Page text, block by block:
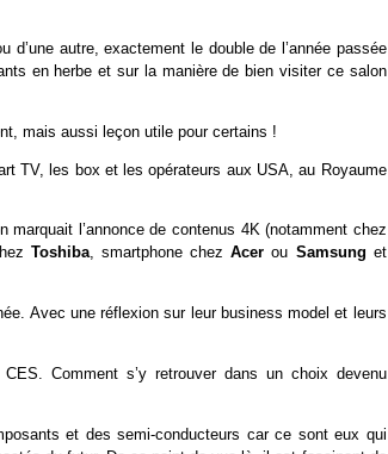
d’une autre, exactement le double de l’année passée
en herbe et sur la manière de bien visiter ce salon
mais aussi leçon utile pour certains !
TV, les box et les opérateurs aux USA, au Royaume
l’annonce de contenus 4K (notamment chez
Toshiba, smartphone chezAcerou Samsung et
Avec une réflexion sur leur business model et leurs
Comment s’y retrouver dans un choix devenu
et des semi-conducteurs car ce sont eux qui